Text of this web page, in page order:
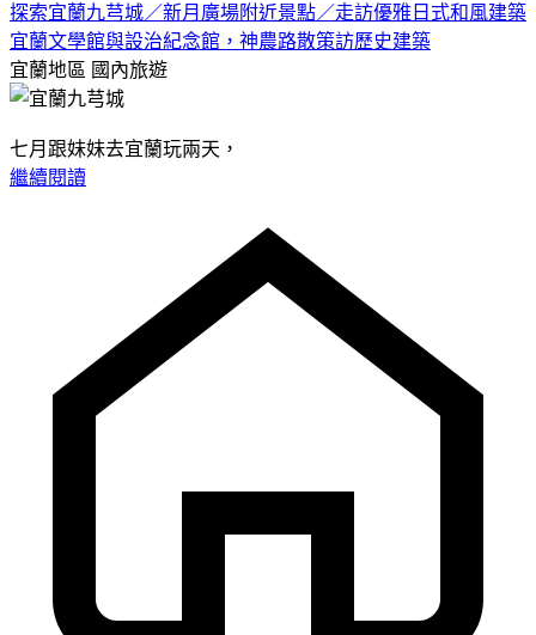
探索宜蘭九芎城／新月廣場附近景點／走訪優雅日式和風建築
宜蘭文學館與設治紀念館，神農路散策訪歷史建築
宜蘭地區 國內旅遊
七月跟妹妹去宜蘭玩兩天，
繼續閱讀